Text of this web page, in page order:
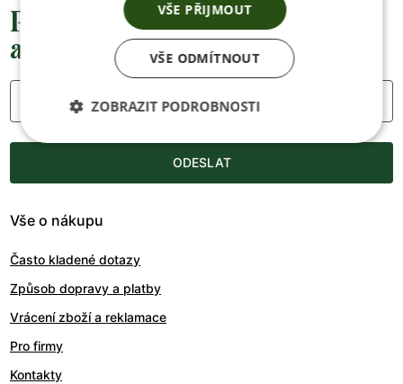
Přednostní informace o soutěžích,
akcích a novinkách
Váš e-mail
ODESLAT
Vše o nákupu
Často kladené dotazy
Způsob dopravy a platby
Vrácení zboží a reklamace
Pro firmy
Kontakty
VŠE PŘIJMOUT
VŠE ODMÍTNOUT
ZOBRAZIT PODROBNOSTI